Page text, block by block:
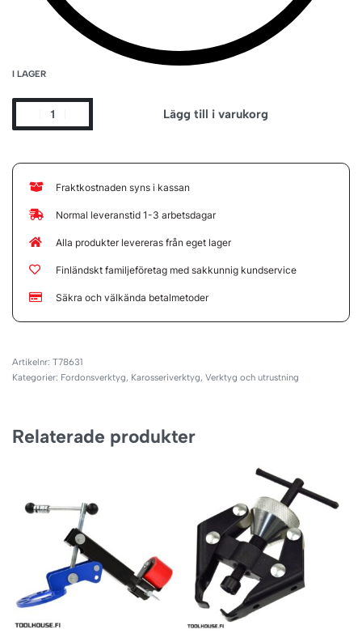
I LAGER
Lägg till i varukorg
Fraktkostnaden syns i kassan
Normal leveranstid 1-3 arbetsdagar
Alla produkter levereras från eget lager
Finländskt familjeföretag med sakkunnig kundservice
Säkra och välkända betalmetoder
T78631
Kategorier: Fordonsverktyg, Karosseriverktyg, Verktyg och utrustning
Relaterade produkter